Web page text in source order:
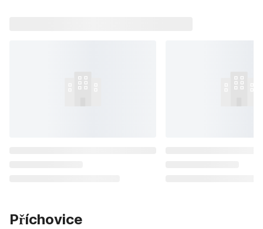
Příchovice